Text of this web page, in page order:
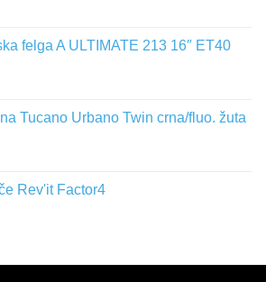
felga A ULTIMATE 213 16″ ET40
Tucano Urbano Twin crna/fluo. žuta
Rev'it Factor4